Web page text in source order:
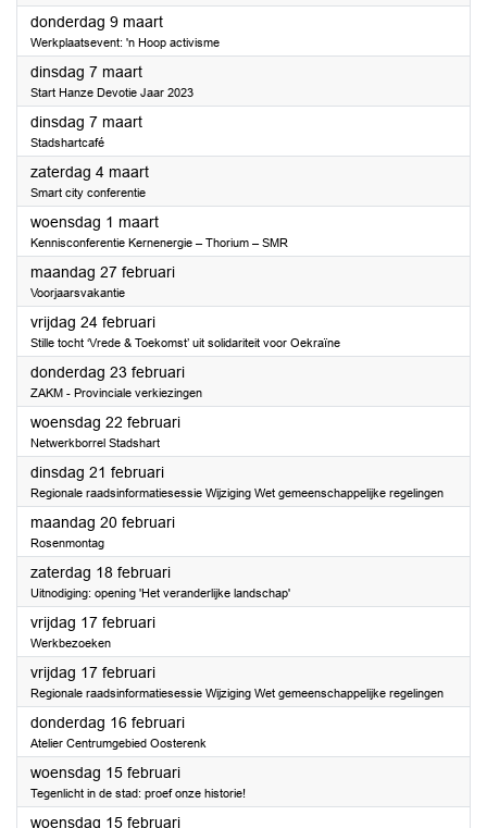
donderdag 9 maart2023
Werkplaatsevent: 'n Hoop activisme
dinsdag 7 maart2023
Start Hanze Devotie Jaar 2023
dinsdag 7 maart2023
Stadshartcafé
zaterdag 4 maart2023
Smart city conferentie
woensdag 1 maart2023
Kennisconferentie Kernenergie – Thorium – SMR
maandag 27 februari2023
Voorjaarsvakantie
vrijdag 24 februari2023
Stille tocht ‘Vrede & Toekomst’ uit solidariteit voor Oekraïne
donderdag 23 februari2023
ZAKM - Provinciale verkiezingen
woensdag 22 februari2023
Netwerkborrel Stadshart
dinsdag 21 februari2023
Regionale raadsinformatiesessie Wijziging Wet gemeenschappelijke regelingen
maandag 20 februari2023
Rosenmontag
zaterdag 18 februari2023
Uitnodiging: opening 'Het veranderlijke landschap'
vrijdag 17 februari2023
Werkbezoeken
vrijdag 17 februari2023
Regionale raadsinformatiesessie Wijziging Wet gemeenschappelijke regelingen
donderdag 16 februari2023
Atelier Centrumgebied Oosterenk
woensdag 15 februari2023
Tegenlicht in de stad: proef onze historie!
woensdag 15 februari2023